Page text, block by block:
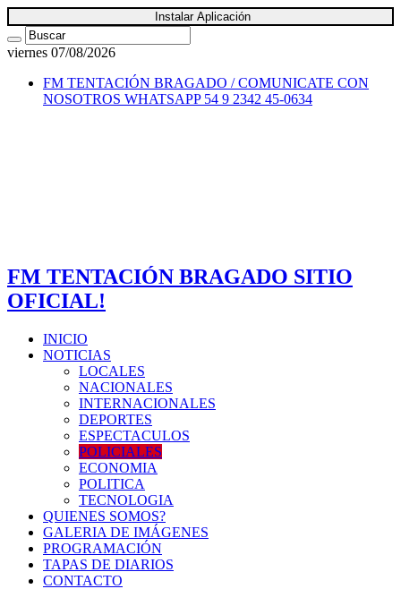
Instalar Aplicación
viernes 07/08/2026
FM TENTACIÓN BRAGADO / COMUNICATE CON
NOSOTROS WHATSAPP 54 9 2342 45-0634
FM TENTACIÓN BRAGADO SITIO
OFICIAL!
INICIO
NOTICIAS
LOCALES
NACIONALES
INTERNACIONALES
DEPORTES
ESPECTACULOS
POLICIALES
ECONOMIA
POLITICA
TECNOLOGIA
QUIENES SOMOS?
GALERIA DE IMÁGENES
PROGRAMACIÓN
TAPAS DE DIARIOS
CONTACTO